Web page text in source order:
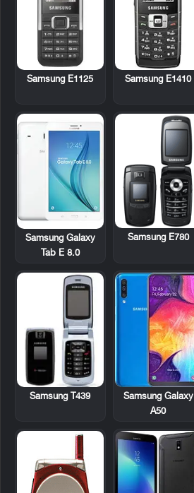
Samsung E1410
Samsung E1125
Samsung E780
Samsung Galaxy
Tab E 8.0
Samsung Galaxy
A50
Samsung T439